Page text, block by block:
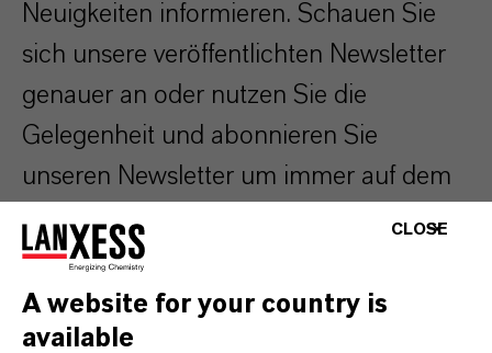
Neuigkeiten informieren. Schauen Sie
sich unsere veröffentlichten Newsletter
genauer an oder nutzen Sie die
Gelegenheit und abonnieren Sie
unseren Newsletter um immer auf dem
aktuellen Stand zu sein.
Archiv
CLOSE
A website for your country is
available